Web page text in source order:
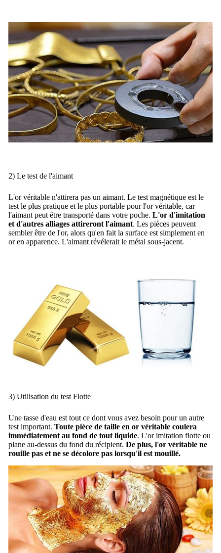
2) Le test de l'aimant
L'or véritable n'attirera pas un aimant. Le test magnétique est le
test le plus pratique et le plus portable pour l'or véritable, car
l'aimant peut être transporté dans votre poche. L'or d'imitation
et d'autres alliages attireront l'aimant. Les pièces peuvent
sembler être de l'or, alors qu'en fait la surface est simplement en
or en apparence. L'aimant révélerait le métal sous-jacent.
3) Utilisation du test Flotte
Une tasse d'eau est tout ce dont vous avez besoin pour un autre
test important. Toute pièce de taille en or véritable coulera
immédiatement au fond de tout liquide. L'or imitation flotte ou
plane au-dessus du fond du récipient. De plus, l'or véritable ne
rouille pas et ne se décolore pas lorsqu'il est mouillé.